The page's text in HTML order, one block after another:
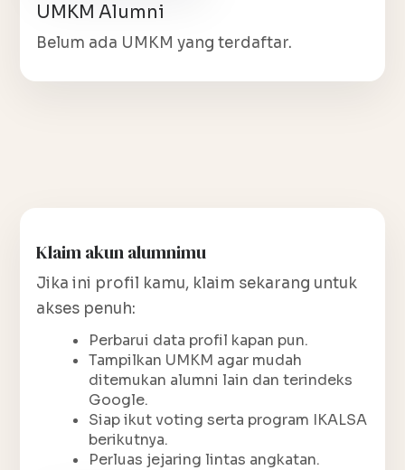
UMKM Alumni
Belum ada UMKM yang terdaftar.
Klaim akun alumnimu
Jika ini profil kamu, klaim sekarang untuk
akses penuh:
Perbarui data profil kapan pun.
Tampilkan UMKM agar mudah
ditemukan alumni lain dan terindeks
Google.
Siap ikut voting serta program IKALSA
berikutnya.
Perluas jejaring lintas angkatan.